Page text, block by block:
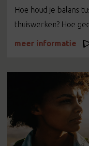
Hoe houd je balans
thuiswerken? Hoe
meer informatie